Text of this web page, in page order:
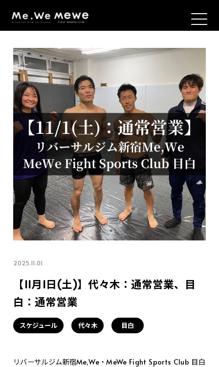
2025.11.01
【11月1日(土)】代々木：通常営業、目
白：通常営業
スケジュール 代々木 目白
リバーサルジム新宿Me,We・MeWe Fight Sports Club 目白